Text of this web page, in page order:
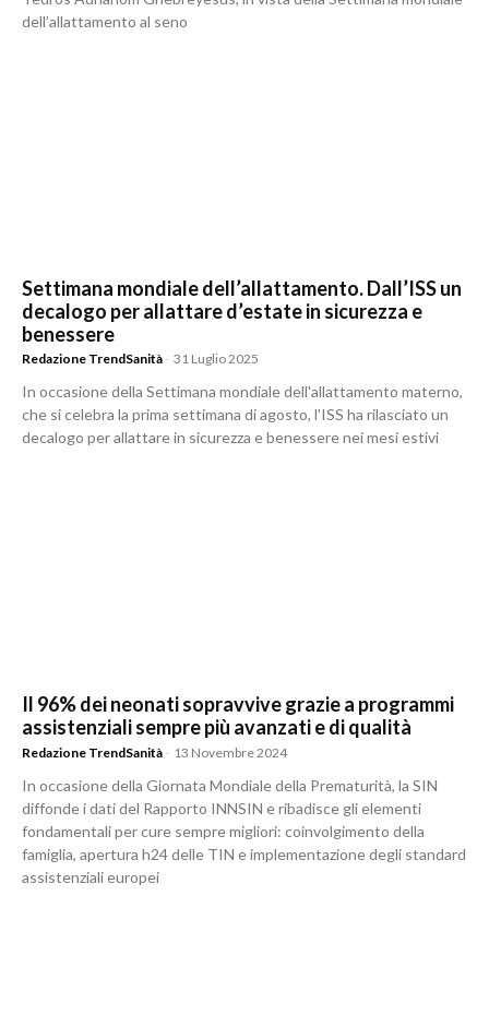
dell’allattamento al seno
Settimana mondiale dell’allattamento. Dall’ISS un
decalogo per allattare d’estate in sicurezza e
benessere
Redazione TrendSanità - 31 Luglio 2025
In occasione della Settimana mondiale dell'allattamento materno,
che si celebra la prima settimana di agosto, l'ISS ha rilasciato un
decalogo per allattare in sicurezza e benessere nei mesi estivi
Il 96% dei neonati sopravvive grazie a programmi
assistenziali sempre più avanzati e di qualità
Redazione TrendSanità - 13 Novembre 2024
In occasione della Giornata Mondiale della Prematurità, la SIN
diffonde i dati del Rapporto INNSIN e ribadisce gli elementi
fondamentali per cure sempre migliori: coinvolgimento della
famiglia, apertura h24 delle TIN e implementazione degli standard
assistenziali europei